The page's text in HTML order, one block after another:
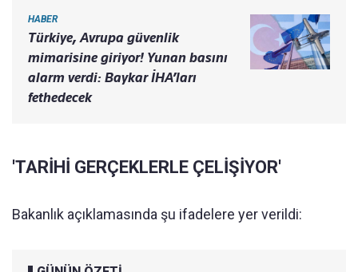
HABER
Türkiye, Avrupa güvenlik
mimarisine giriyor! Yunan basını
alarm verdi: Baykar İHA’ları
fethedecek
'TARİHİ GERÇEKLERLE ÇELİŞİYOR'
Bakanlık açıklamasında şu ifadelere yer verildi: